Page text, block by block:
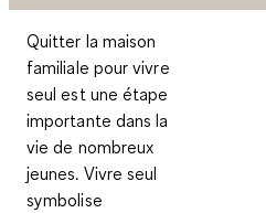
Quitter la maison
familiale pour vivre
seul est une étape
importante dans la
vie de nombreux
jeunes. Vivre seul
symbolise